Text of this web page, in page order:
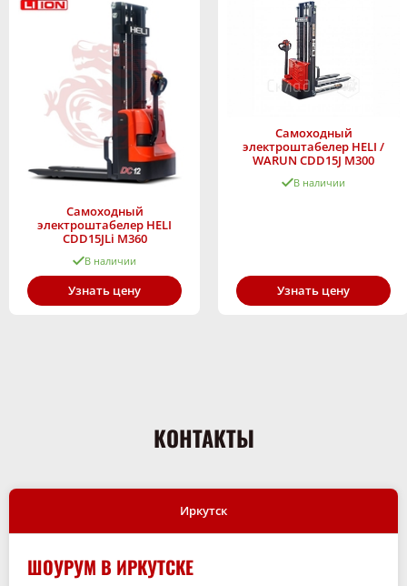
Самоходный
электроштабелер HELI
CDD15JLi M360
В наличии
Узнать цену
Самоходный
электроштабелер HELI /
WARUN CDD15J M300
В наличии
Узнать цену
КОНТАКТЫ
Иркутск
ШОУРУМ В ИРКУТСКЕ